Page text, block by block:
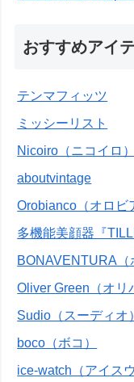
おすすめアイ
テンマフィッツ
ミッシーリスト
Nicoiro（ニコイロ）
aboutvintage
Orobianco（オロビ
多機能美顔器『
BONAVENTURA（
Oliver Green（オリ
Sudio（スーディオ）
boco（ボコ）
ice-watch（アイス